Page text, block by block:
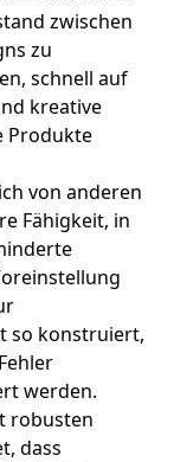
zwischen
zu
schnell auf
kreative
Produkte
von anderen
Fähigkeit, in
so konstruiert,
werden.
robusten
dass